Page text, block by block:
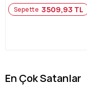
Sepette 3509,93 TL
En Çok Satanlar